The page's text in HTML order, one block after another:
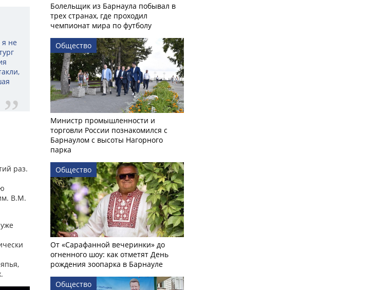
не
раз.
В.М.
Болельщик из Барнаула побывал в
трех странах, где проходил
чемпионат мира по футболу
Общество
Министр промышленности и
торговли России познакомился с
Барнаулом с высоты Нагорного
парка
Общество
От «Сарафанной вечеринки» до
огненного шоу: как отметят День
рождения зоопарка в Барнауле
Общество